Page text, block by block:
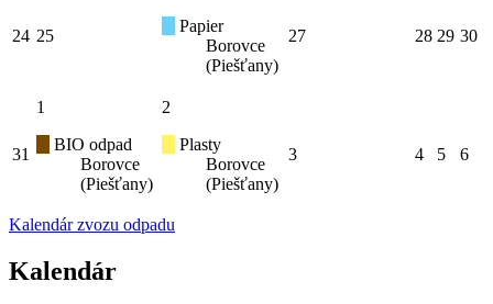
24 25
Papier
Borovce
(Piešťany)
27 28 29 30
31
1
BIO odpad
Borovce
(Piešťany)
2
Plasty
Borovce
(Piešťany)
3 4 5 6
Kalendár zvozu odpadu
Kalendár